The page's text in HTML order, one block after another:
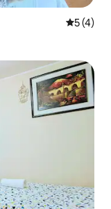
5 de
5 (4)